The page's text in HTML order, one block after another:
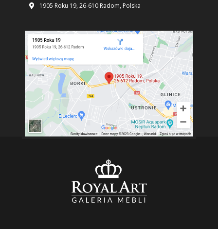
 1905 Roku 19, 26-610 Radom, Polska